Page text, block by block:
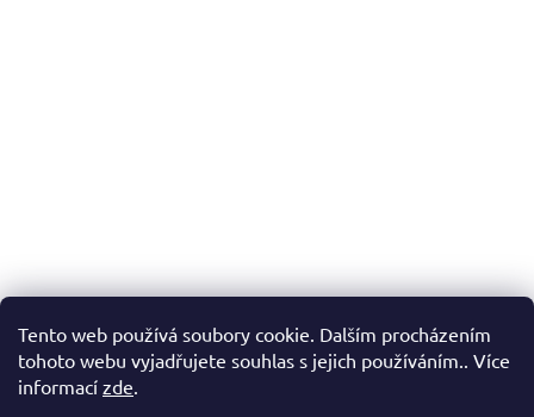
Tento web používá soubory cookie. Dalším procházením
tohoto webu vyjadřujete souhlas s jejich používáním.. Více
informací zde.